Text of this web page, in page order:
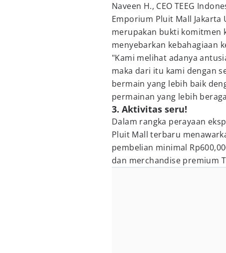
Naveen H., CEO TEEG
Emporium Pluit Mall Jakarta
merupakan bukti komitmen
menyebarkan kebahagiaan
"Kami melihat adanya
maka dari itu kami dengan
bermain yang lebih baik
permainan yang lebih
3. Aktivitas seru!
Dalam rangka perayaan
Pluit Mall terbaru
pembelian minimal
dan merchandise premium